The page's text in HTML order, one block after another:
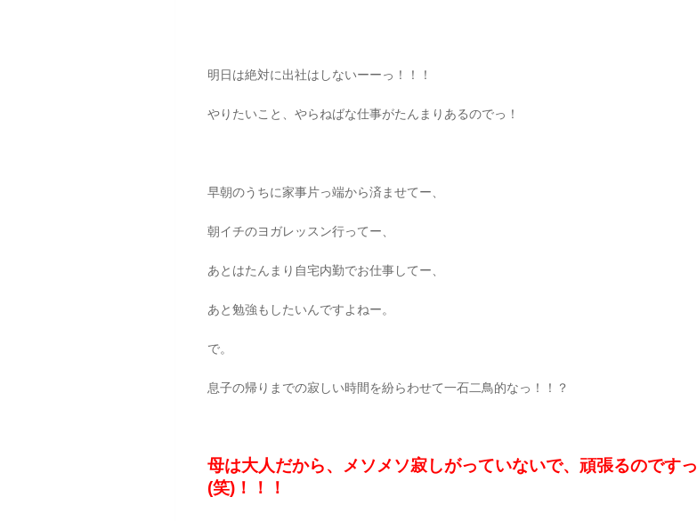
明日は絶対に出社はしないーーっ！！！
やりたいこと、やらねばな仕事がたんまりあるのでっ！
早朝のうちに家事片っ端から済ませてー、
朝イチのヨガレッスン行ってー、
あとはたんまり自宅内勤でお仕事してー、
あと勉強もしたいんですよねー。
で。
息子の帰りまでの寂しい時間を紛らわせて一石二鳥的なっ！！？
母は大人だから、メソメソ寂しがっていないで、頑張るのですっ
(笑)！！！